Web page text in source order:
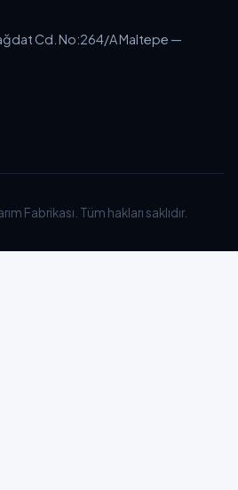
Cd. No:264/A Maltepe —
Fabrikası. Tüm hakları saklıdır.